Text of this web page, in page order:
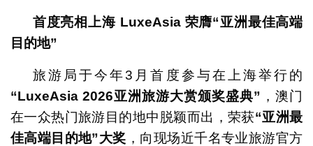
首度亮相上海LuxeAsia 荣膺“亚洲最佳高端
目的地”
旅游局于今年3月首度参与在上海举行的
“LuxeAsia 2026亚洲旅游大赏颁奖盛典” ，澳门
在一众热门旅游目的地中脱颖而出，荣获“亚洲最
佳高端目的地”大奖 ，向现场近千名专业旅游官方